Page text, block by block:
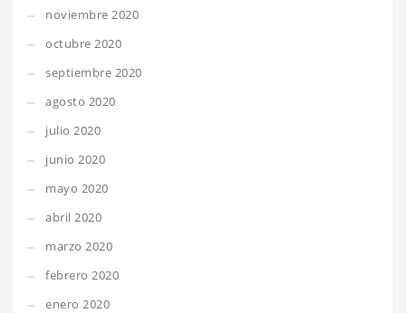
noviembre 2020
octubre 2020
septiembre 2020
agosto 2020
julio 2020
junio 2020
mayo 2020
abril 2020
marzo 2020
febrero 2020
enero 2020